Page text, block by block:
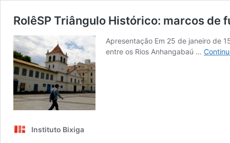
RolêSP Triângulo Histórico: marcos de
Apresentação Em 25 de janeiro de
entre os Rios Anhangabaú …
Instituto Bixiga